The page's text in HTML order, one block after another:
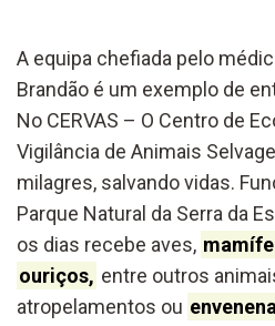
A equipa chefiada pelo
Brandão é um exemplo de
No CERVAS – O Centro de
Vigilância de Animais
milagres, salvando vidas.
Parque Natural da Serra da
os dias recebe aves,
ouriços, entre outros
atropelamentos ou